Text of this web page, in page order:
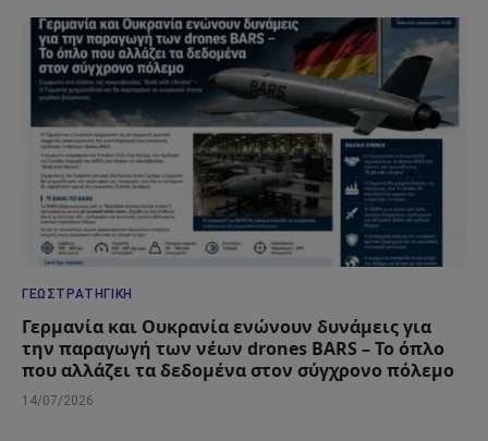
ΓΕΩΣΤΡΑΤΗΓΙΚΉ
Γερμανία και Ουκρανία ενώνουν δυνάμεις για
την παραγωγή των νέων drones BARS – Το όπλο
που αλλάζει τα δεδομένα στον σύγχρονο πόλεμο
14/07/2026